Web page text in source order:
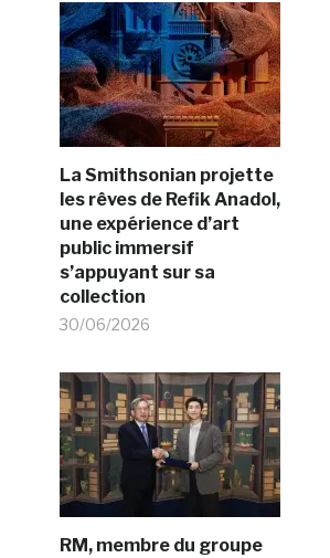
La Smithsonian projette
les rêves de Refik Anadol,
une expérience d’art
public immersif
s’appuyant sur sa
collection
30/06/2026
RM, membre du groupe